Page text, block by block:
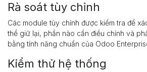
Rà soát tùy chỉnh
Các module tùy chỉnh được kiểm tra để
thể giữ lại, phần nào cần điều chỉnh và
bằng tính năng chuẩn của Odoo
Kiểm thử hệ thống